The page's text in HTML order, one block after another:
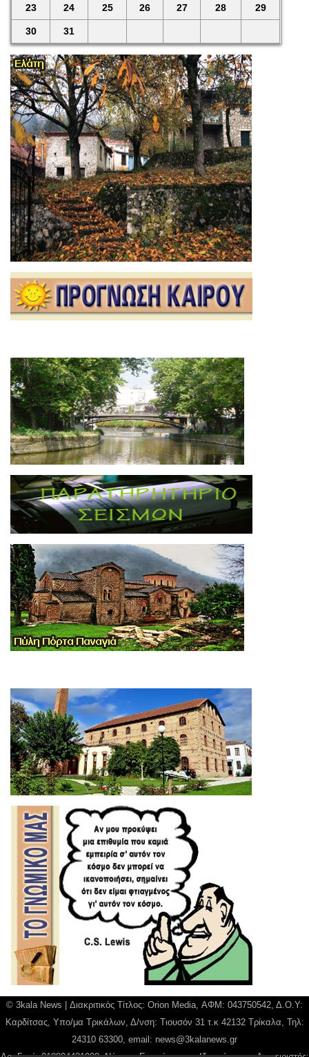
23 24 25 26 27 28 29
30 31
© 3kala News | Διακριτικός Τίτλος: Orion Media, ΑΦΜ: 043750542, Δ.Ο.Υ:
Καρδίτσας, Υπο/μα Τρικάλων, Δ/νση: Τιουσόν 31 τ.κ 42132 Τρίκαλα, Τηλ:
24310 63300, email: news@3kalanews.gr